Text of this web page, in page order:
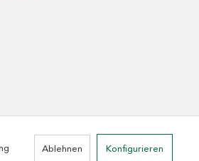
Ablehnen Konfigurieren